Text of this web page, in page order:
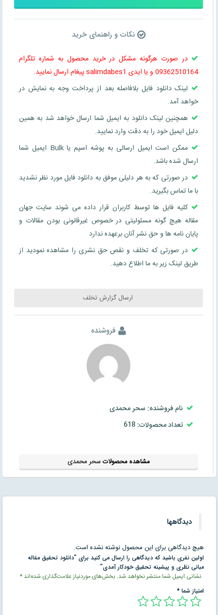
نکات و راهنمای خرید
در صورت هرگونه مشکل در خرید محصول به شماره تلگرام
09362510164 و یا ایدی salimdabes1 پیغام ارسال نمایید.
لینک دانلود فایل بلافاصله بعد از پرداخت وجه به نمایش در
خواهد آمد.
همچنین لینک دانلود به ایمیل شما ارسال خواهد شد به همین
دلیل ایمیل خود را به دقت وارد نمایید.
ممکن است ایمیل ارسالی به پوشه اسپم یا Bulk ایمیل شما
ارسال شده باشد.
در صورتی که به هر دلیلی موفق به دانلود فایل مورد نظر نشدید
با ما تماس بگیرید.
کلیه فایل ها توسط کاربران قرار داده می شوند سایت جهان
مقاله هیچ گونه مسئولیتی در خصوص غیرقانونی بودن مقالات و
پایان نامه ها و حق نشر آنان برعهده ندارد
در صورتی که تخلف و نقص حق نشری را مشاهده نمودید از
طریق لینک زیر به ما اطلاع دهید.
ارسال گزارش تخلف
فروشنده
نام فروشنده: سحر محمدی
تعداد محصولات: 618
مشاهده محصولاتسحر محمدی
دیدگاهها
هیچ دیدگاهی برای این محصول نوشته نشده است.
اولین نفری باشید که دیدگاهی را ارسال می کنید برای “دانلود تحقیق مقاله
مبانی نظری و پیشینه تحقیق خودکار آمدی”
نشانی ایمیل شما منتشر نخواهد شد. بخش‌های موردنیاز علامت‌گذاری شده‌اند*
امتیاز شما*